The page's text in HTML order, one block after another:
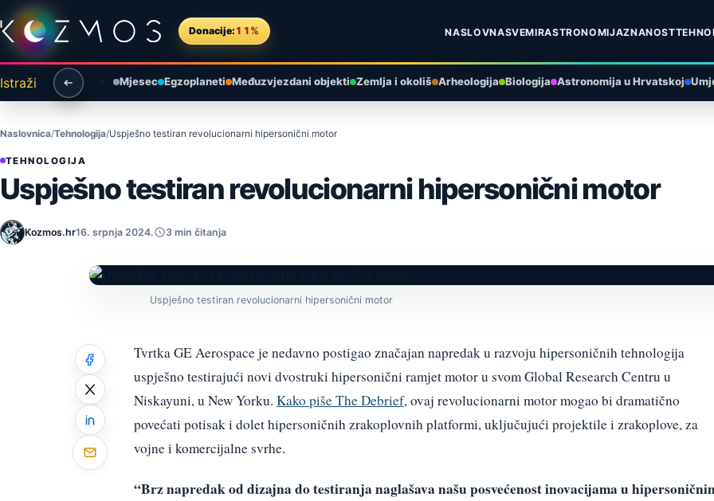
Preskoči na sadržaj
Donacije: 11% NASLOVNASVEMIRASTRONOMIJAZNANOST
Istraži Mjesec Egzoplaneti Međuzvjezdani objekti Zemlja i okoliš Arheologija Biologija Astronomija u Hrvatskoj
Naslovnica Tehnologija Uspješno testiran revolucionarni hipersonični motor
TEHNOLOGIJA
Uspješno testiran revolucionarni hipersonični motor
Kozmos.hr16. srpnja 2024. 3 min čitanja
Uspješno testiran revolucionarni hipersonični motor
Tvrtka GE Aerospace je nedavno postigao značajan napredak u razvoju hipersoničnih tehnologija
uspješno testirajući novi dvostruki hipersonični ramjet motor u svom Global Research Centru u
Niskayuni, u New Yorku. Kako piše The Debrief, ovaj revolucionarni motor mogao bi dramatično
povećati potisak i dolet hipersoničnih zrakoplovnih platformi, uključujući projektile i zrakoplove, za
vojne i komercijalne svrhe.
“Brz napredak od dizajna do testiranja naglašava našu posvećenost inovacijama u